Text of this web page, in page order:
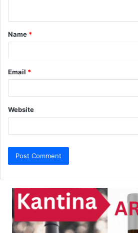
t
*
Name *
Email *
Website